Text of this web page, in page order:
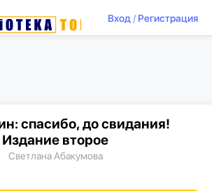
Вход/ Регистрация
спасибо, до свидания!
Издание второе
Светлана Абакумова